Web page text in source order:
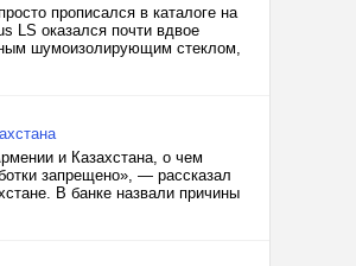
прописался в каталоге на
LS оказался почти вдвое
шумоизолирующим стеклом,
и Казахстана, о чем
запрещено», — рассказал
В банке назвали причины